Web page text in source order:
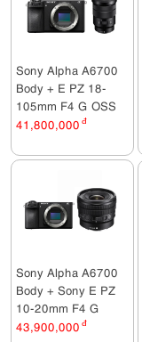
Sony Alpha A6700
Body + E PZ 18-
105mm F4 G OSS
41,800,000 đ
Sony Alpha A6700
Body + Sony E PZ
10-20mm F4 G
43,900,000 đ